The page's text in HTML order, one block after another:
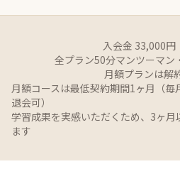
入会金 33,000円
全プラン50分マンツーマ
月額プランは解
月額コースは最低契約期間1ヶ月（
退会可）
学習成果を実感いただくため、3ヶ
ます